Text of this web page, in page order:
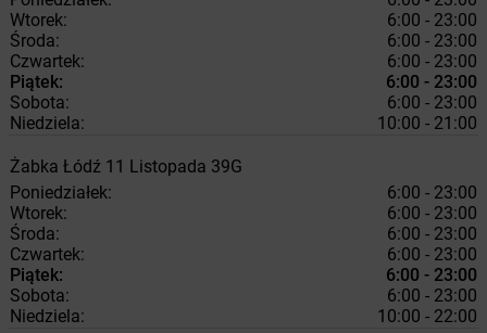
Wtorek:
6:00 - 23:00
Środa:
6:00 - 23:00
Czwartek:
6:00 - 23:00
Piątek:
6:00 - 23:00
Sobota:
6:00 - 23:00
Niedziela:
10:00 - 21:00
Żabka Łódź 11 Listopada 39G
Poniedziałek:
6:00 - 23:00
Wtorek:
6:00 - 23:00
Środa:
6:00 - 23:00
Czwartek:
6:00 - 23:00
Piątek:
6:00 - 23:00
Sobota:
6:00 - 23:00
Niedziela:
10:00 - 22:00